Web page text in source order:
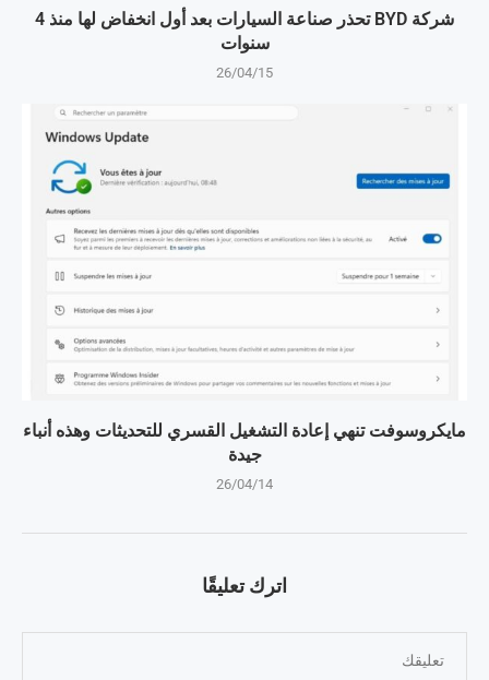
شركة BYD تحذر صناعة السيارات بعد أول انخفاض لها منذ 4
سنوات
26/04/15
مايكروسوفت تنهي إعادة التشغيل القسري للتحديثات وهذه أنباء
جيدة
26/04/14
اترك تعليقًا